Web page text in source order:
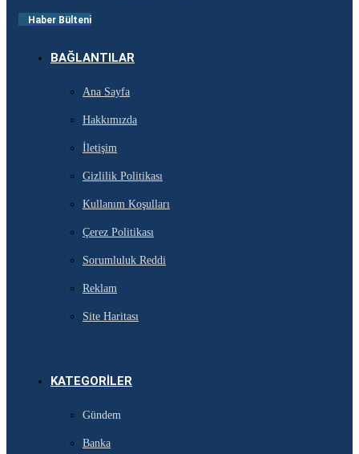
Haber Bülteni
BAĞLANTILAR
Ana Sayfa
Hakkımızda
İletişim
Gizlilik Politikası
Kullanım Koşulları
Çerez Politikası
Sorumluluk Reddi
Reklam
Site Haritası
KATEGORILER
Gündem
Banka